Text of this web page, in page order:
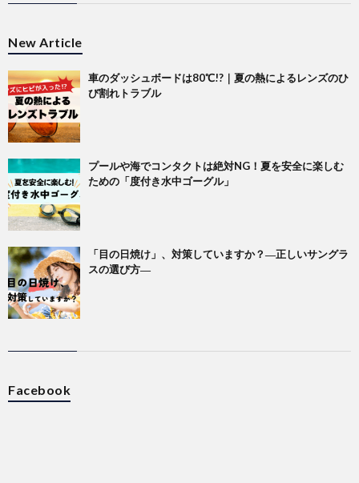
New Article
車のダッシュボードは80℃!?｜夏の熱によるレンズのひ
び割れトラブル
プールや海でコンタクトは絶対NG！夏を安全に楽しむ
ための「度付き水中ゴーグル」
「目の日焼け」、対策していますか？―正しいサングラ
スの選び方―
Facebook